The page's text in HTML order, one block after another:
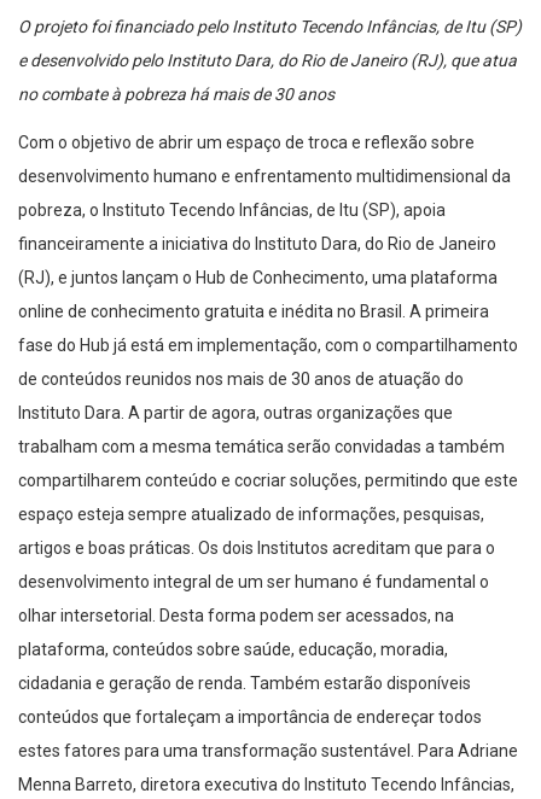
O projeto foi financiado pelo Instituto Tecendo Infâncias, de Itu (SP)
e desenvolvido pelo Instituto Dara, do Rio de Janeiro (RJ), que atua
no combate à pobreza há mais de 30 anos
Com o objetivo de abrir um espaço de troca e reflexão sobre
desenvolvimento humano e enfrentamento multidimensional da
pobreza, o Instituto Tecendo Infâncias, de Itu (SP), apoia
financeiramente a iniciativa do Instituto Dara, do Rio de Janeiro
(RJ), e juntos lançam o Hub de Conhecimento, uma plataforma
online de conhecimento gratuita e inédita no Brasil. A primeira
fase do Hub já está em implementação, com o compartilhamento
de conteúdos reunidos nos mais de 30 anos de atuação do
Instituto Dara. A partir de agora, outras organizações que
trabalham com a mesma temática serão convidadas a também
compartilharem conteúdo e cocriar soluções, permitindo que este
espaço esteja sempre atualizado de informações, pesquisas,
artigos e boas práticas. Os dois Institutos acreditam que para o
desenvolvimento integral de um ser humano é fundamental o
olhar intersetorial. Desta forma podem ser acessados, na
plataforma, conteúdos sobre saúde, educação, moradia,
cidadania e geração de renda. Também estarão disponíveis
conteúdos que fortaleçam a importância de endereçar todos
estes fatores para uma transformação sustentável. Para Adriane
Menna Barreto, diretora executiva do Instituto Tecendo Infâncias,